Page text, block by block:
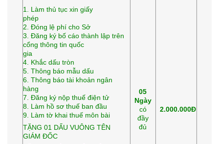
1. Làm thủ tục xin giấy
phép
2. Đóng lệ phí cho Sở
3. Đăng ký bố cáo thành lập trên
cổng thông tin quốc
gia
4. Khắc dấu tròn
5. Thông báo mẫu dấu
6. Thông báo tài khoản ngân
hàng
7. Đăng ký nộp thuế điện tử
8. Làm hồ sơ thuế ban đầu
9. Làm tờ khai thuế môn bài
TẶNG 01 DẤU VUÔNG TÊN
GIÁM ĐỐC
05
Ngày
có
đầy
đủ
2.000.000Đ